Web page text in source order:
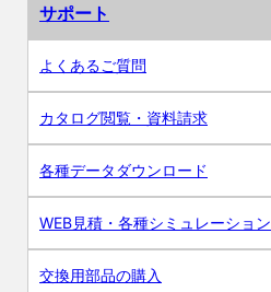
サポート
よくあるご質問
カタログ閲覧・資料請求
各種データダウンロード
WEB見積・各種シミュレーション
交換用部品の購入